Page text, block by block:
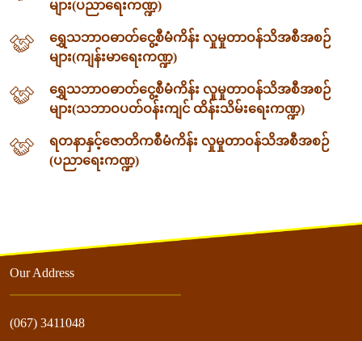
များ(ပညာရေးကဏ္ဍ)
ရွှေသဘာဝဓာတ်ငွေ့စီမံကိန်း လှုမှုတာဝန်သိအစီအစဉ်
များ(ကျန်းမာရေးကဏ္ဍ)
ရွှေသဘာဝဓာတ်ငွေ့စီမံကိန်း လှုမှုတာဝန်သိအစီအစဉ်
များ(သဘာဝပတ်ဝန်းကျင် ထိန်းသိမ်းရေးကဏ္ဍ)
ရတနာနှင့်ဇောတိကစီမံကိန်း လှုမှုတာဝန်သိအစီအစဉ်
(ပညာရေးကဏ္ဍ)
Our Address
(067) 3411048